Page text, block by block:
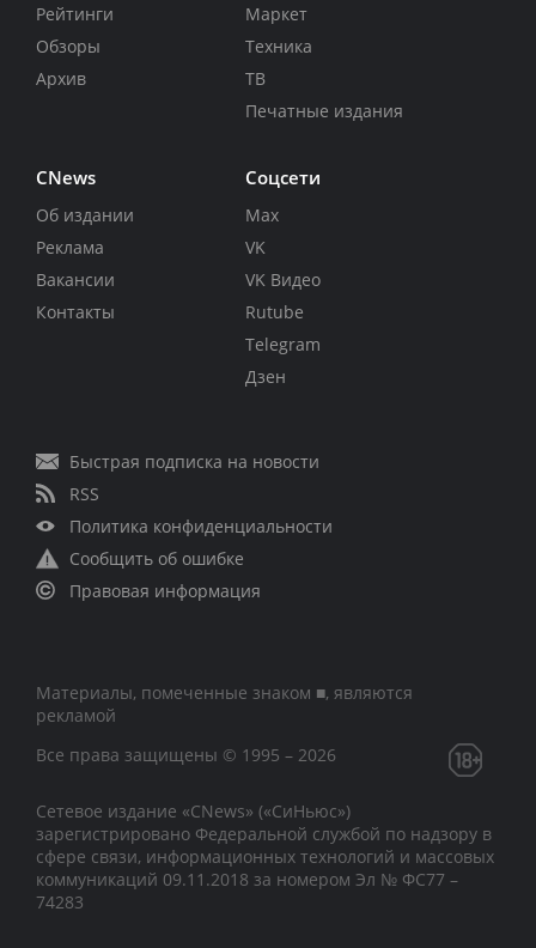
Рейтинги
Обзоры
Архив
Маркет
Техника
ТВ
Печатные издания
CNews
Об издании
Реклама
Вакансии
Контакты
Соцсети
Max
VK
VK Видео
Rutube
Telegram
Дзен
Быстрая подписка на новости
RSS
Политика конфиденциальности
Сообщить об ошибке
Правовая информация
Материалы, помеченные знаком ■, являются
рекламой
Все права защищены © 1995 – 2026
Сетевое издание «CNews» («СиНьюс»)
зарегистрировано Федеральной службой по надзору в
сфере связи, информационных технологий и массовых
коммуникаций 09.11.2018 за номером Эл № ФС77 –
74283